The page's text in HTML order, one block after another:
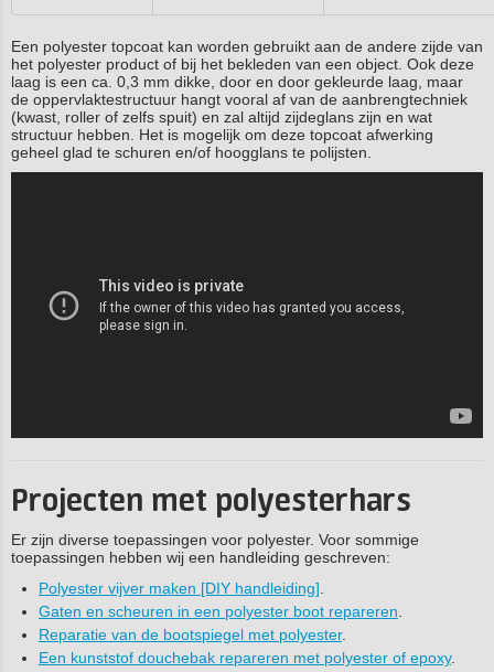
Een polyester topcoat kan worden gebruikt aan de andere zijde van
het polyester product of bij het bekleden van een object. Ook deze
laag is een ca. 0,3 mm dikke, door en door gekleurde laag, maar
de oppervlaktestructuur hangt vooral af van de aanbrengtechniek
(kwast, roller of zelfs spuit) en zal altijd zijdeglans zijn en wat
structuur hebben. Het is mogelijk om deze topcoat afwerking
geheel glad te schuren en/of hoogglans te polijsten.
Projecten met polyesterhars
Er zijn diverse toepassingen voor polyester. Voor sommige
toepassingen hebben wij een handleiding geschreven:
Polyester vijver maken [DIY handleiding]
Gaten en scheuren in een polyester boot repareren
Reparatie van de bootspiegel met polyester.
Een kunststof douchebak repareren met polyester of epoxy.